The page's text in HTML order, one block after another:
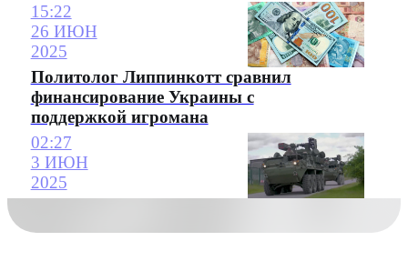
15:22
26 ИЮН
2025
Политолог Липпинкотт сравнил
финансирование Украины с
поддержкой игромана
02:27
3 ИЮН
2025